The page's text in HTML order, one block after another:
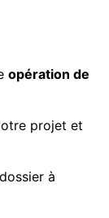
opération de
projet et
à